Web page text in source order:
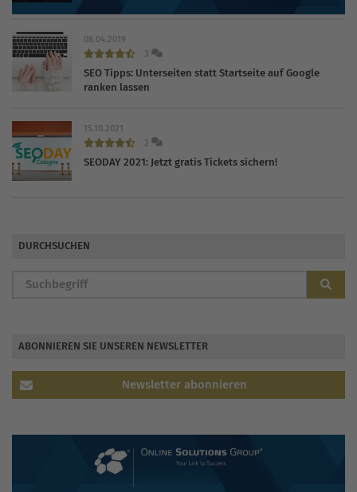
08.04.2019
3
SEO Tipps: Unterseiten statt Startseite auf Google
ranken lassen
15.10.2021
2
SEODAY 2021: Jetzt gratis Tickets sichern!
DURCHSUCHEN
ABONNIEREN SIE UNSEREN NEWSLETTER
Newsletter abonnieren